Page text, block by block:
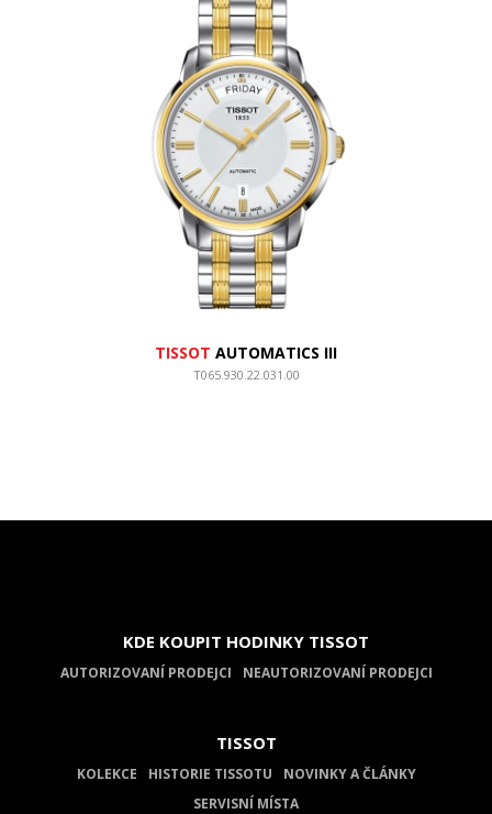
TISSOT AUTOMATICS III
T065.930.22.031.00
KDE KOUPIT HODINKY TISSOT
AUTORIZOVANÍ PRODEJCI NEAUTORIZOVANÍ PRODEJCI
TISSOT
KOLEKCE HISTORIE TISSOTU
NOVINKY A ČLÁNKY
SERVISNÍ MÍSTA